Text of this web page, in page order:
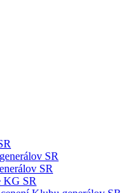
SR
SR
KG SR